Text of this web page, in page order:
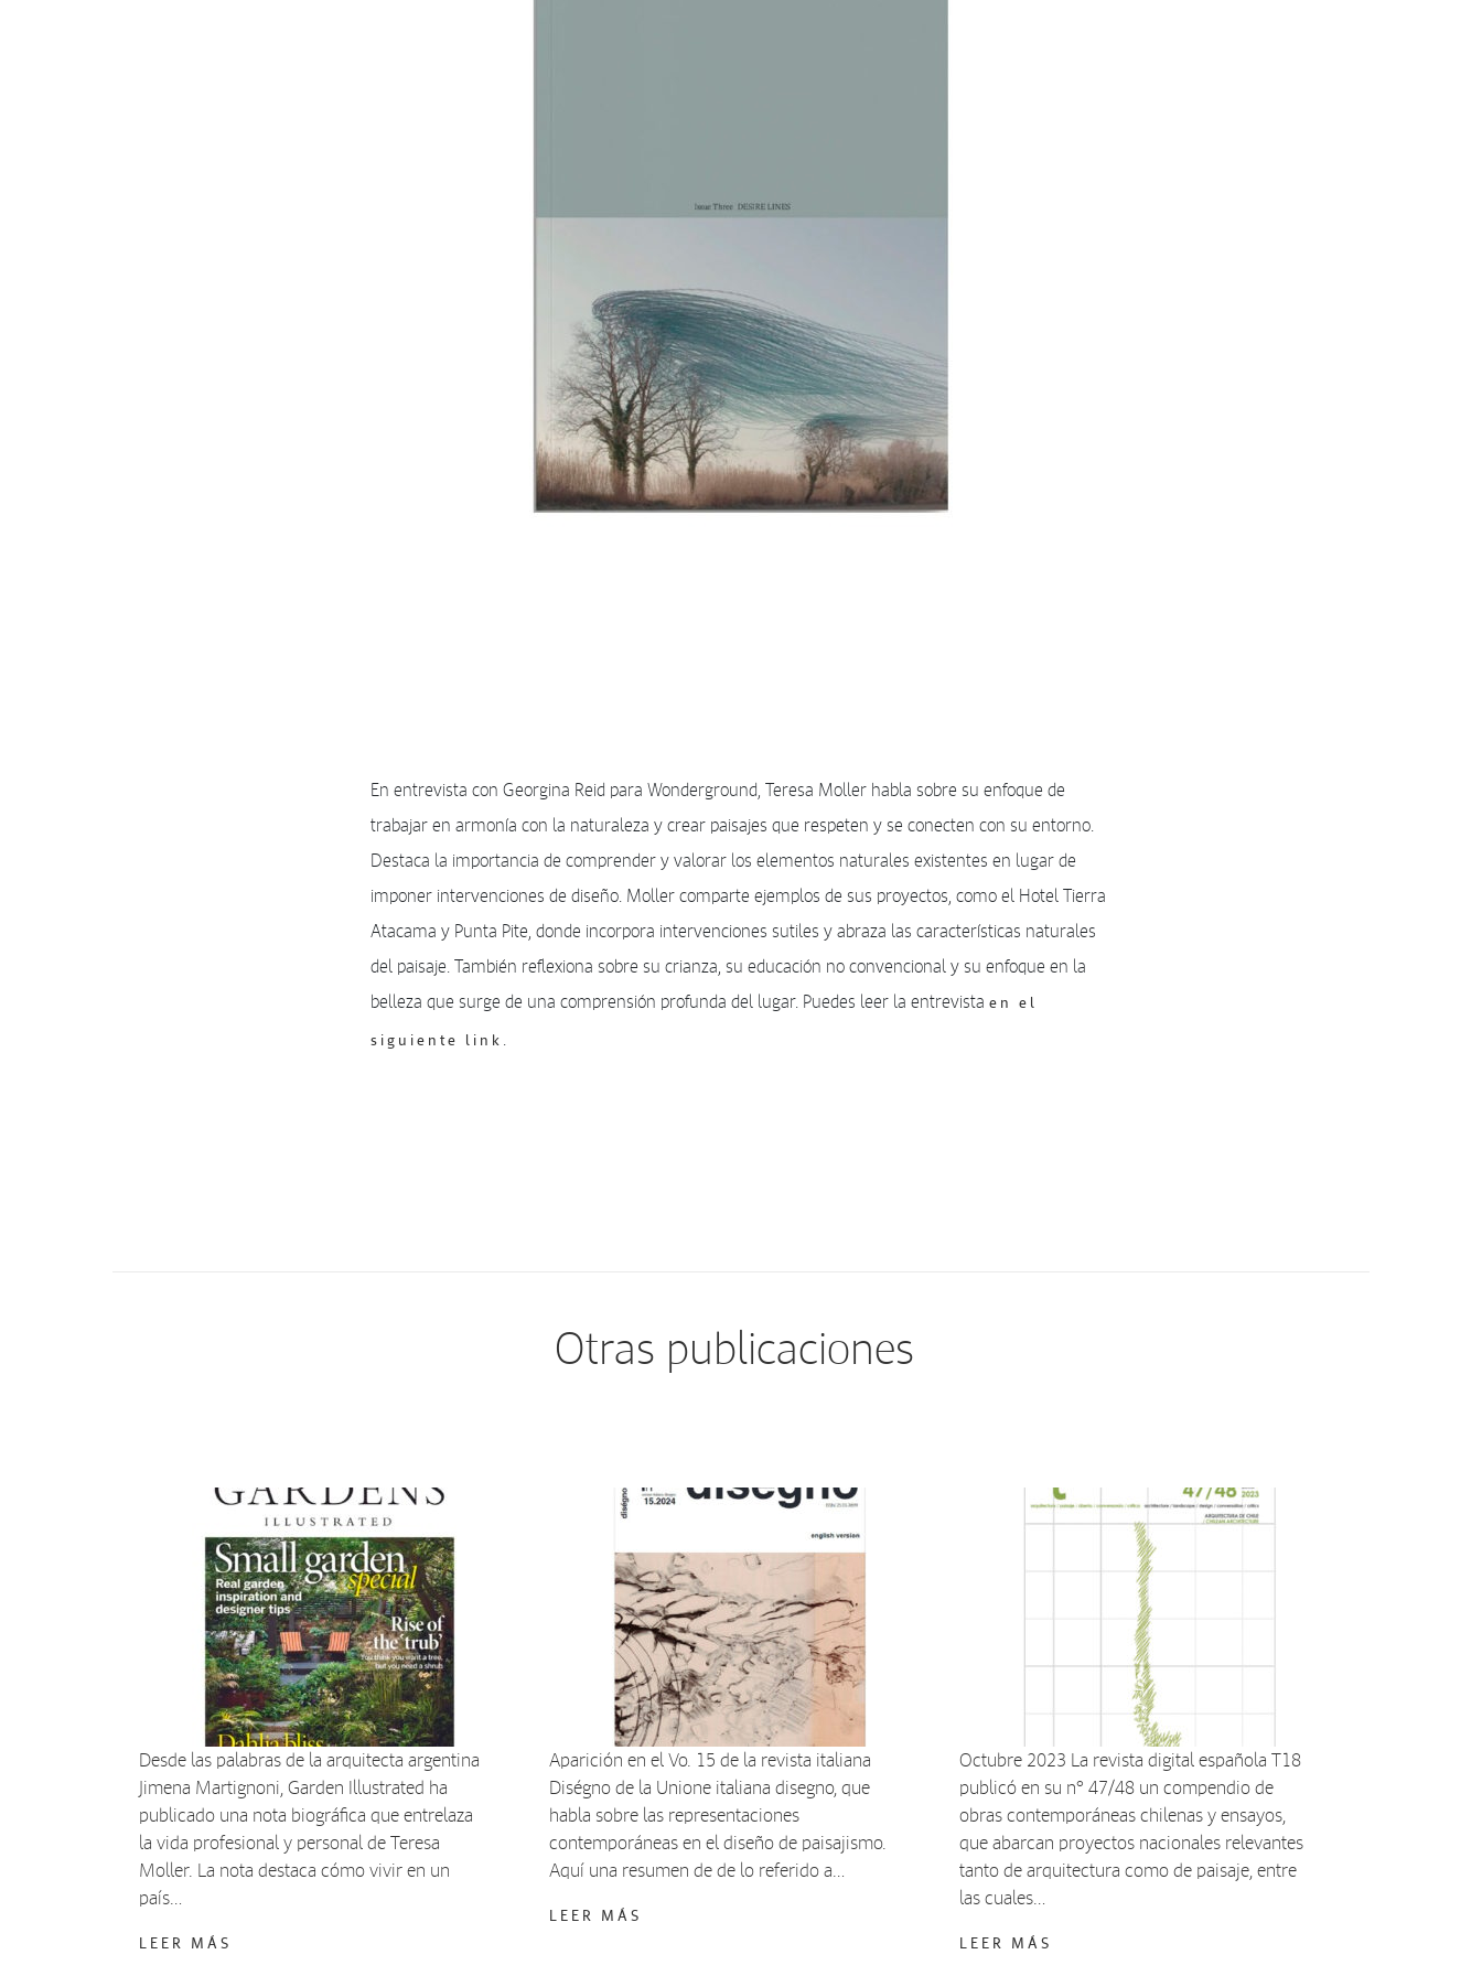
En entrevista con Georgina Reid para Wonderground, Teresa Moller habla sobre su enfoque de
trabajar en armonía con la naturaleza y crear paisajes que respeten y se conecten con su entorno.
Destaca la importancia de comprender y valorar los elementos naturales existentes en lugar de
imponer intervenciones de diseño. Moller comparte ejemplos de sus proyectos, como el Hotel Tierra
Atacama y Punta Pite, donde incorpora intervenciones sutiles y abraza las características naturales
del paisaje. También reflexiona sobre su crianza, su educación no convencional y su enfoque en la
belleza que surge de una comprensión profunda del lugar. Puedes leer la entrevista en el
siguiente link
Otras publicaciones
Desde las palabras de la arquitecta argentina
Jimena Martignoni, Garden Illustrated ha
publicado una nota biográfica que entrelaza
la vida profesional y personal de Teresa
Moller. La nota destaca cómo vivir en un
país…
LEER MÁS
Aparición en el Vo. 15 de la revista italiana
Diségno de la Unione italiana disegno, que
habla sobre las representaciones
contemporáneas en el diseño de paisajismo.
Aquí una resumen de de lo referido a…
LEER MÁS
Octubre 2023 La revista digital española T18
publicó en su n° 47/48 un compendio de
obras contemporáneas chilenas y ensayos,
que abarcan proyectos nacionales relevantes
tanto de arquitectura como de paisaje, entre
las cuales…
LEER MÁS